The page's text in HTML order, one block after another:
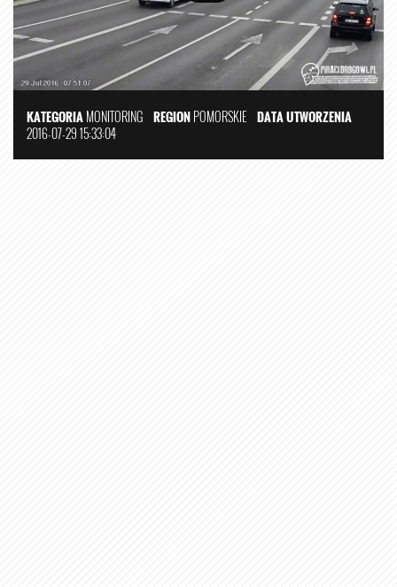
KATEGORIAMONITORING REGIONPOMORSKIE DATA UTWORZENIA
2016-07-29 15:33:04